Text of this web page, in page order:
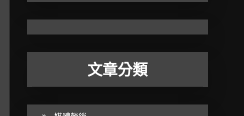
文章分類